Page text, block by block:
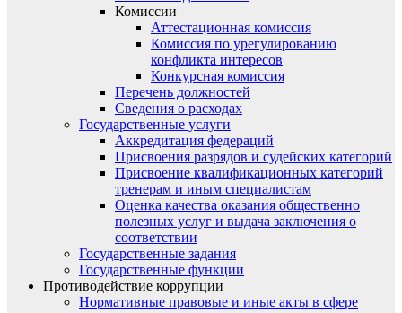
Комиссии
Аттестационная комиссия
Комиссия по урегулированию
конфликта интересов
Конкурсная комиссия
Перечень должностей
Сведения о расходах
Государственные услуги
Аккредитация федераций
Присвоения разрядов и судейских категорий
Присвоение квалификационных категорий
тренерам и иным специалистам
Оценка качества оказания общественно
полезных услуг и выдача заключения о
соответствии
Государственные задания
Государственные функции
Противодействие коррупции
Нормативные правовые и иные акты в сфере